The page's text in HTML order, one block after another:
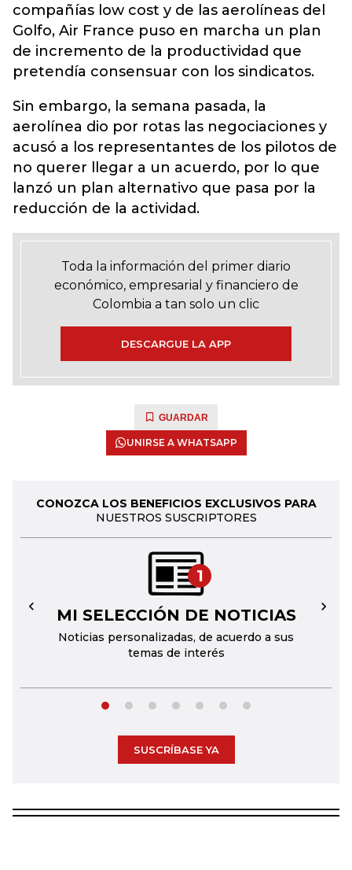
compañías low cost y de las aerolíneas del
Golfo, Air France puso en marcha un plan
de incremento de la productividad que
pretendía consensuar con los sindicatos.
Sin embargo, la semana pasada, la
aerolínea dio por rotas las negociaciones y
acusó a los representantes de los pilotos de
no querer llegar a un acuerdo, por lo que
lanzó un plan alternativo que pasa por la
reducción de la actividad.
Toda la información del primer diario
económico, empresarial y financiero de
Colombia a tan solo un clic
DESCARGUE LA APP
GUARDAR
UNIRSE A WHATSAPP
CONOZCA LOS BENEFICIOS EXCLUSIVOS PARA
NUESTROS SUSCRIPTORES
1
MI SELECCIÓN DE NOTICIAS
Noticias personalizadas, de acuerdo a sus
temas de interés
← →
SUSCRÍBASE YA